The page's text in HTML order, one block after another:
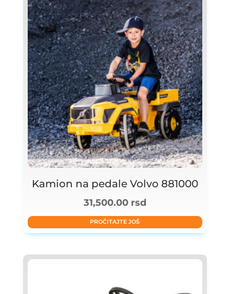
Kamion na pedale Volvo 881000
31,500.00 rsd
PROČITAJTE JOŠ